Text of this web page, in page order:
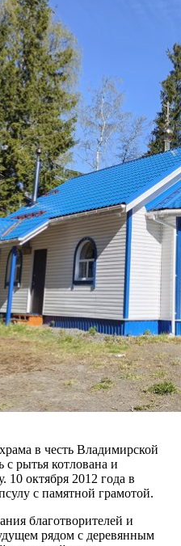
в честь Владимирской
рытья котлована и
10 октября 2012 года в
с памятной грамотой.
благотворителей и
рядом с деревянным